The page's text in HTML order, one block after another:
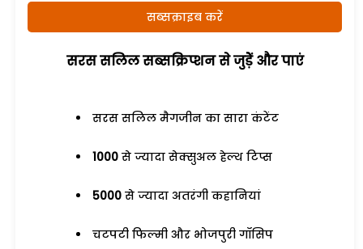
सब्सक्राइब करें
सरस सलिल सब्सक्रिप्शन से जुड़ेें और पाएं
सरस सलिल मैगजीन का सारा कंटेंट
1000 से ज्यादा सेक्सुअल हेल्थ टिप्स
5000 से ज्यादा अतरंगी कहानियां
चटपटी फिल्मी और भोजपुरी गॉसिप